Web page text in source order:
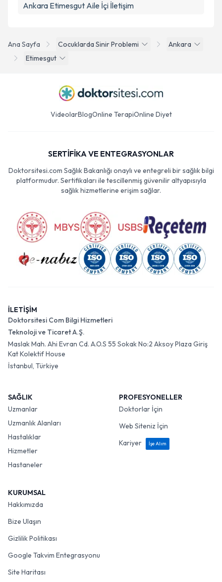
Ana Sayfa Cocuklarda Sinir Problemi
Ankara
Etimesgut
Ankara Etimesgut Aile İçi İletişim
VideolarBlogOnline TerapiOnline Diyet
SERTİFİKA VE ENTEGRASYONLAR
Doktorsitesi.com Sağlık Bakanlığı onaylı ve entegreli bir sağlık bilgi
platformudur. Sertifikaları ile tescillenmiş güvenilir altyapısıyla
sağlık hizmetlerine erişim sağlar.
İLETİŞİM
Doktorsitesi Com Bilgi Hizmetleri
Teknoloji ve Ticaret A.Ş.
Maslak Mah. Ahi Evran Cd. A.O.S 55 Sokak No:2 Aksoy Plaza Giriş
Kat Kolektif House
İstanbul, Türkiye
SAĞLIK
Uzmanlar
Uzmanlık Alanları
Hastalıklar
Hizmetler
Hastaneler
PROFESYONELLER
Doktorlar İçin
Web Siteniz İçin
Kariyer
İşe Alım
KURUMSAL
Hakkımızda
Bize Ulaşın
Gizlilik Politikası
Google Takvim Entegrasyonu
Site Haritası